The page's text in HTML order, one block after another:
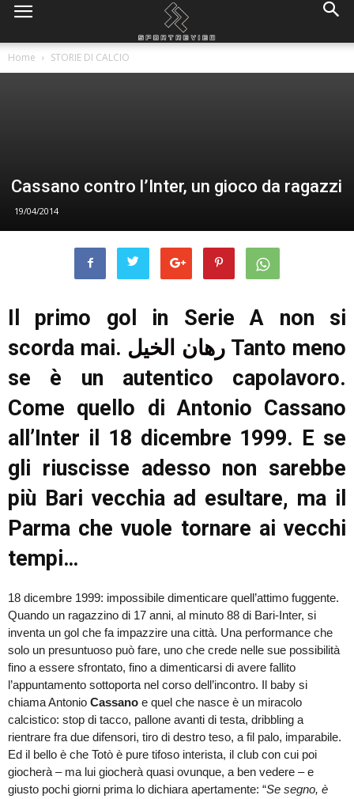
Home STORIE DI CALCIO
Cassano contro l’Inter, un gioco da ragazzi
19/04/2014
Il primo gol in Serie A non si
scorda mai. رهان الخيلTanto meno
se è un autentico capolavoro.
Come quello di Antonio Cassano
all’Inter il 18 dicembre 1999. E se
gli riuscisse adesso non sarebbe
più Bari vecchia ad esultare, ma il
Parma che vuole tornare ai vecchi
tempi…
18 dicembre 1999: impossibile dimenticare quell’attimo fuggente.
Quando un ragazzino di 17 anni, al minuto 88 di Bari-Inter, si
inventa un gol che fa impazzire una città. Una performance che
solo un presuntuoso può fare, uno che crede nelle sue possibilità
fino a essere sfrontato, fino a dimenticarsi di avere fallito
l’appuntamento sottoporta nel corso dell’incontro. Il baby si
chiama Antonio Cassano e quel che nasce è un miracolo
calcistico: stop di tacco, pallone avanti di testa, dribbling a
rientrare fra due difensori, tiro di destro teso, a fil palo, imparabile.
Ed il bello è che Totò è pure tifoso interista, il club con cui poi
giocherà – ma lui giocherà quasi ovunque, a ben vedere – e
giusto pochi giorni prima lo dichiara apertamente: “Se segno, è